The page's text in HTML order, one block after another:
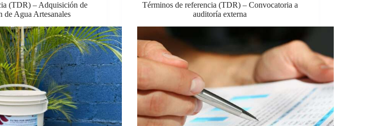
(TDR) – Adquisición de
de Agua Artesanales
Términos de referencia (TDR) – Convocatoria a
auditoría externa